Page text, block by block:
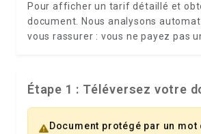
Pour afficher un tarif détaillé et
document. Nous analysons
vous rassurer : vous ne payez pas
Étape 1 : Téléversez votre
Document protégé par un mot